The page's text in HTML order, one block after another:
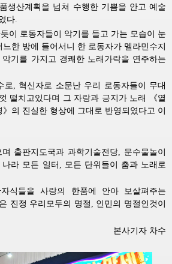
생산계획을 넘쳐 수행한 기쁨을 안고 예술
다.
이 로동자들이 악기를 들고 가는 모습이 눈
한 방에 들어서니 한 로동자가 멜라민수지
기를 가지고 경쾌한 노래가락을 연주하는
로, 혁신자로 소문난 우리 로동자들이 무대
떨치고있다며 그 자랑과 긍지가 노래 《열
의 진실한 형상에 그대로 반영되였다고 이
출판지도국과 과학기술전당, 문수물놀이
라 모든 일터, 모든 단위들이 춤과 노래로
식들을 사랑의 한품에 안아 보살펴주는
진정 우리모두의 명절, 인민의 명절인것이
본사기자 차수